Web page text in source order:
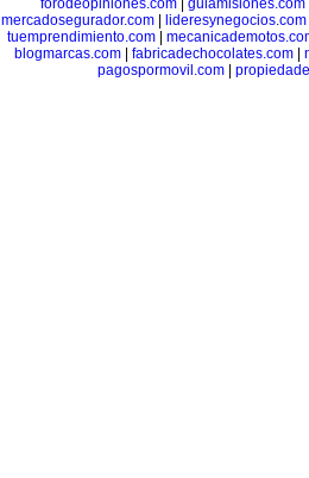
forodeopiniones.com
guiamisiones.com
mercadosegurador.com
lideresynegocios.com
tuemprendimiento.com
blogmarcas.com
fabricadechocolates.com
pagospormovil.com|